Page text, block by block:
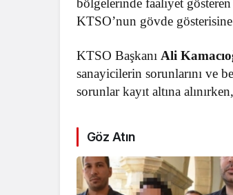
bölgelerinde faaliyet
KTSO’nun gövde
KTSO Başkanı Ali
sanayicilerin sorunlarını ve
sorunlar kayıt altına
Göz Atın